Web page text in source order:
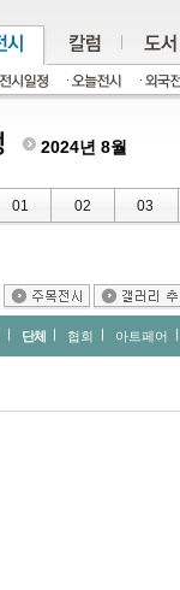
2024년 8월
01 02 03
단체 협회 아트페어